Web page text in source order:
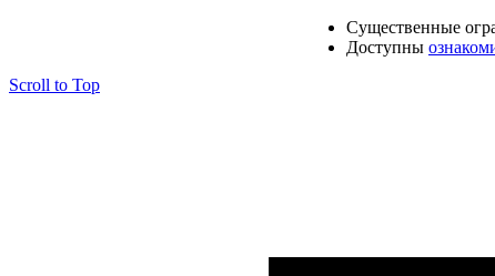
Cущественные
Доступны
Scroll to Top